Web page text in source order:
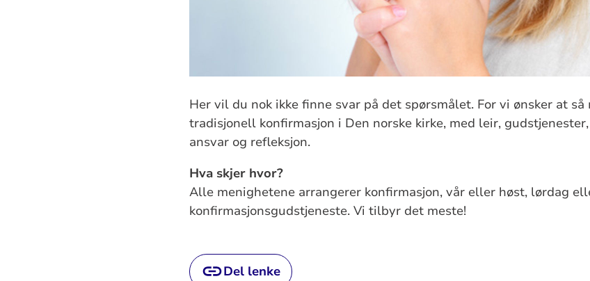
Her vil du nok ikke finne svar på det spørsmålet. For vi ønsker at
tradisjonell konfirmasjon i Den norske kirke, med leir,
ansvar og refleksjon.
Hva skjer hvor?
Alle menighetene arrangerer konfirmasjon, vår eller høst, lørdag
konfirmasjonsgudstjeneste. Vi tilbyr det meste!
Del lenke